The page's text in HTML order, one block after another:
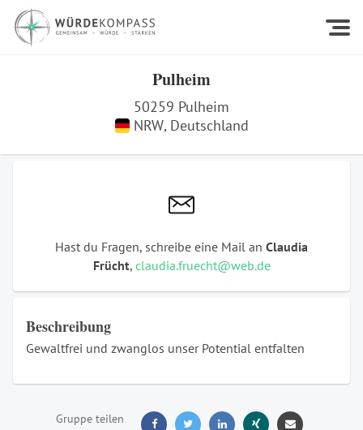
Pulheim
50259 Pulheim
NRW, Deutschland
Hast du Fragen, schreibe eine Mail an Claudia
Frücht, claudia.fruecht@web.de
Beschreibung
Gewaltfrei und zwanglos unser Potential entfalten
Gruppe teilen     